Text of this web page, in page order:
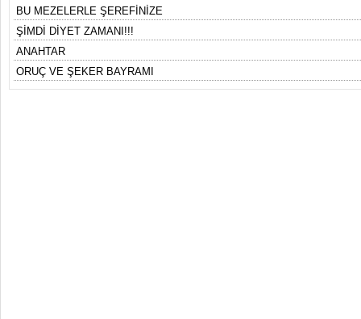
BU MEZELERLE ŞEREFİNİZE
ŞİMDİ DİYET ZAMANI!!!
ANAHTAR
ORUÇ VE ŞEKER BAYRAMI